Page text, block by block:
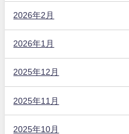
2026年2月
2026年1月
2025年12月
2025年11月
2025年10月